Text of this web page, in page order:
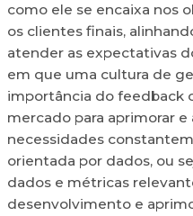
como ele se encaixa nos
os clientes finais,
atender as expectativas
em que uma cultura de
importância do feedback
mercado para aprimorar
necessidades
orientada por dados, ou
dados e métricas
desenvolvimento e